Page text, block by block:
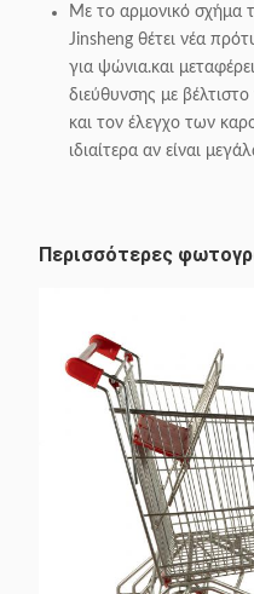
Με το αρμονικό σχήμα
Jinsheng θέτει νέα
για ψώνια.και
διεύθυνσης με
και τον έλεγχο των
ιδιαίτερα αν είναι
Περισσότερες